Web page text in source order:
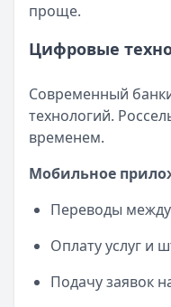
проще.
Цифровые
Современный
технологий.
временем.
Мобильное
Переводы
Оплату услуг и
Подачу заявок